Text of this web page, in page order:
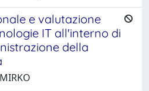
e valutazione
IT all'interno di
della